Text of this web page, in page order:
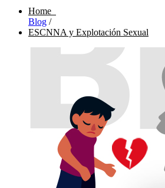
Home
Blog /
ESCNNA y Explotación Sexual